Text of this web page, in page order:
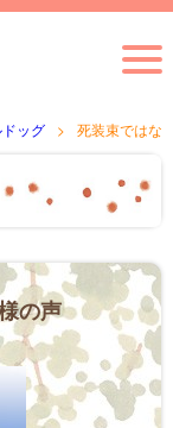
ッグ 死装束ではな
の声